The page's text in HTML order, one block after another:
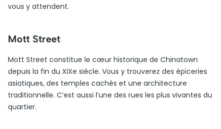
vous y attendent.
Mott Street
Mott Street constitue le cœur historique de Chinatown
depuis la fin du XIXe siècle. Vous y trouverez des épiceries
asiatiques, des temples cachés et une architecture
traditionnelle. C’est aussi l’une des rues les plus vivantes du
quartier.